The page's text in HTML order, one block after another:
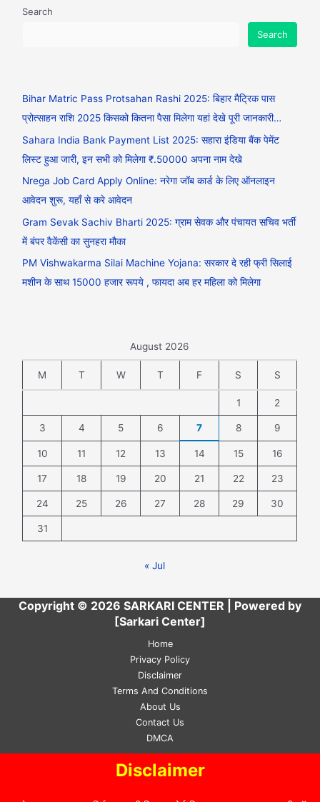
Search
Search
Bihar Matric Pass Protsahan Rashi 2025: बिहार मैट्रिक पास
प्रोत्साहन राशि 2025 किसको कितना पैसा मिलेगा यहां देखे पूरी जानकारी…
Sahara India Bank Payment List 2025: सहारा इंडिया बैंक पेमेंट
लिस्ट हुआ जारी, इन सभी को मिलेगा ₹.50000 अपना नाम देखे
Nrega Job Card Apply Online: नरेगा जॉब कार्ड के लिए ऑनलाइन
आवेदन शुरू, यहाँ से करे आवेदन
Gram Sevak Sachiv Bharti 2025: ग्राम सेवक और पंचायत सचिव भर्ती
में बंपर वैकेंसी का सुनहरा मौका
PM Vishwakarma Silai Machine Yojana: सरकार दे रही फ्री सिलाई
मशीन के साथ 15000 हजार रूपये , फायदा अब हर महिला को मिलेगा
August 2026
M T W T F S S
1 2
3 4 5 6 7 8 9
10 11 12 13 14 15 16
17 18 19 20 21 22 23
24 25 26 27 28 29 30
31
« Jul
Copyright © 2026 SARKARI CENTER | Powered by
[Sarkari Center]
Home
Privacy Policy
Disclaimer
Terms And Conditions
About Us
Contact Us
DMCA
Disclaimer